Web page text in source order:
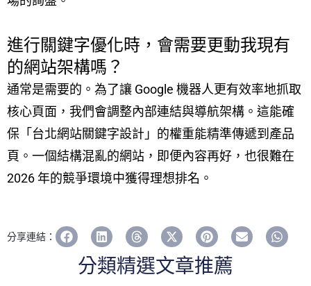
進行關鍵字優化時，會需要更動我現有
的網站架構嗎？
通常是需要的。為了讓 Google 機器人更有效率地抓取
核心頁面，我們會調整內部連結與導航架構。這能確
保「台北網站關鍵字設計」的權重能精準傳遞到產品
頁。一個結構混亂的網站，即便內容再好，也很難在
2026 年的競爭環境中獲得理想排名。
分享連結：
分類精選文章推薦